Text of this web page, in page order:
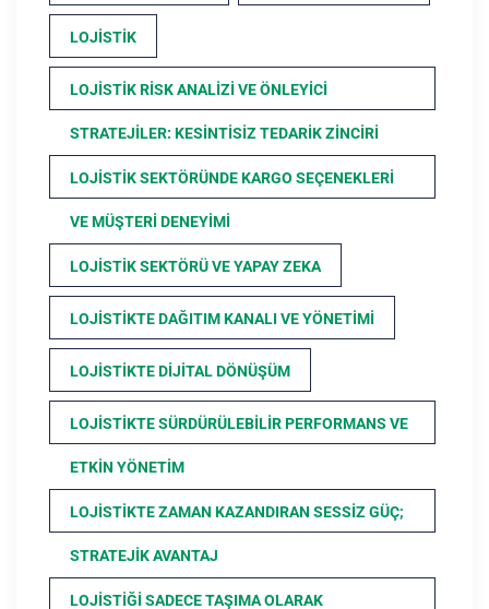
LOJISTIK
LOJISTIK RISK ANALIZI VE ÖNLEYICI
STRATEJILER: KESINTISIZ TEDARIK ZINCIRI
LOJISTIK SEKTÖRÜNDE KARGO SEÇENEKLERI
VE MÜŞTERI DENEYIMI
LOJISTIK SEKTÖRÜ VE YAPAY ZEKA
LOJISTIKTE DAĞITIM KANALI VE YÖNETIMI
LOJISTIKTE DIJITAL DÖNÜŞÜM
LOJISTIKTE SÜRDÜRÜLEBILIR PERFORMANS VE
ETKIN YÖNETIM
LOJISTIKTE ZAMAN KAZANDIRAN SESSIZ GÜÇ;
STRATEJIK AVANTAJ
LOJISTIĞI SADECE TAŞIMA OLARAK